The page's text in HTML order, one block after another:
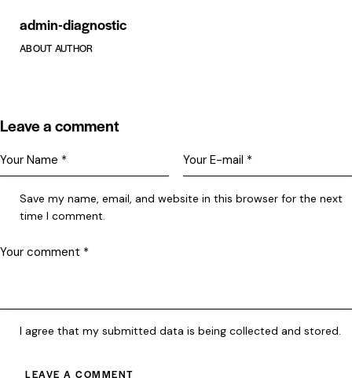
admin-diagnostic
ABOUT AUTHOR
Leave a comment
Save my name, email, and website in this browser for the next
time I comment.
I agree that my submitted data is being collected and stored.